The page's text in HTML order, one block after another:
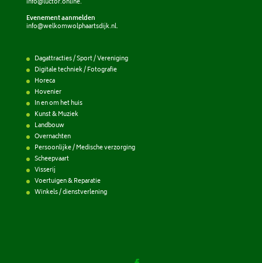
info@luctor.online.
Evenement aanmelden
info@welkomwolphaartsdijk.nl.
Dagattracties / Sport / Vereniging
Digitale techniek / Fotografie
Horeca
Hovenier
In en om het huis
Kunst & Muziek
Landbouw
Overnachten
Persoonlijke / Medische verzorging
Scheepvaart
Visserij
Voertuigen & Reparatie
Winkels / dienstverlening